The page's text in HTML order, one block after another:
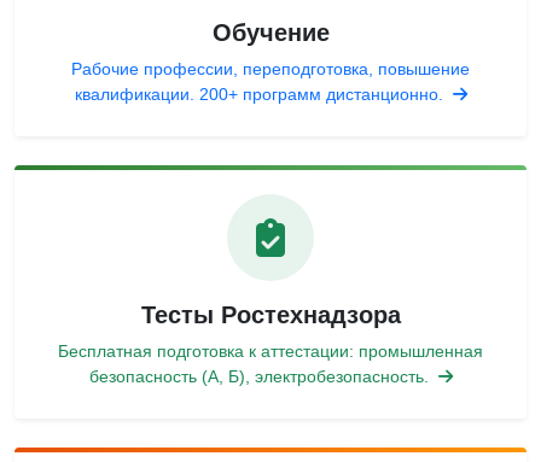
Обучение
Рабочие профессии, переподготовка, повышение
квалификации. 200+ программ дистанционно.
Тесты Ростехнадзора
Бесплатная подготовка к аттестации: промышленная
безопасность (А, Б), электробезопасность.